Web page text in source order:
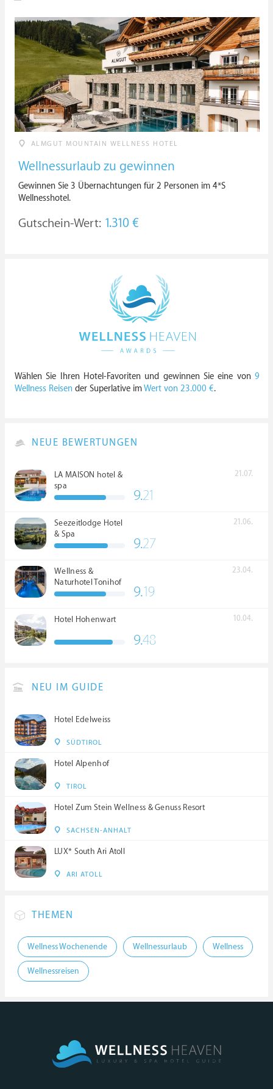
ALMGUT MOUNTAIN WELLNESS HOTEL
Wellnessurlaub zu gewinnen
Gewinnen Sie 3 Übernachtungen für 2 Personen im 4*S
Wellnesshotel.
Gutschein-Wert: 1.310 €
Wählen Sie Ihren Hotel-Favoriten und gewinnen Sie eine von 9
Wellness Reisen der Superlative imWert von 23.000 €.
NEUE BEWERTUNGEN
LA MAISON hotel &
spa
21.07.
9.21
Seezeitlodge Hotel
& Spa
21.06.
9.27
Wellness &
Naturhotel Tonihof
****S
23.04.
9.19
Hotel Hohenwart 10.04.
9.48
NEU IM GUIDE
Hotel Edelweiss
SÜDTIROL
Hotel Alpenhof
TIROL
Hotel Zum Stein Wellness & Genuss Resort
SACHSEN-ANHALT
LUX* South Ari Atoll
ARI ATOLL
THEMEN
Wellness Wochenende Wellnessurlaub Wellness
Wellnessreisen